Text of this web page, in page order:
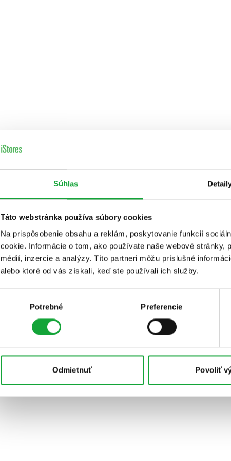
Súhlas
Táto webstránka používa súbory cookies
Na prispôsobenie obsahu a reklám, poskytovanie funkcií
cookie. Informácie o tom, ako používate naše webové
médií, inzercie a analýzy. Títo partneri môžu príslušné
alebo ktoré od vás získali, keď ste používali ich služby.
Potrebné Preferencie
Odmietnuť Povoliť